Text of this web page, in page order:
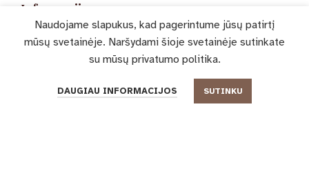
Informacija
ES projektai
Apie mus
Privatumo politika
Pristatymas
Naudojame slapukus, kad pagerintume jūsų patirtį
mūsų svetainėje. Naršydami šioje svetainėje sutinkate
su mūsų privatumo politika.
DAUGIAU INFORMACIJOS SUTINKU
Krepšelis